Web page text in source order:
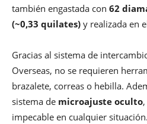
también engastada con 62
(~0,33 quilates) y realizada en
Gracias al sistema de
Overseas, no se requieren
brazalete, correas o hebilla.
sistema de microajuste oculto
impecable en cualquier situación.